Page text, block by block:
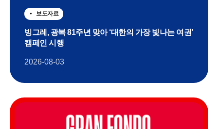
보도자료
빙그레, 광복 81주년 맞아 ‘대한의 가장 빛나는 여권’
캠페인 시행
2026-08-03